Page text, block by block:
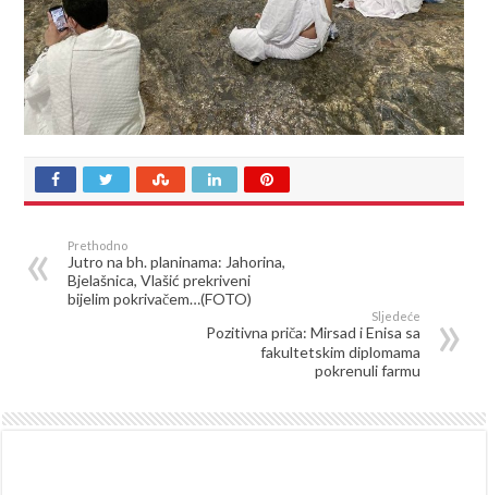
Prethodno
Jutro na bh. planinama: Jahorina,
Bjelašnica, Vlašić prekriveni
bijelim pokrivačem…(FOTO)
Sljedeće
Pozitivna priča: Mirsad i Enisa sa
fakultetskim diplomama
pokrenuli farmu